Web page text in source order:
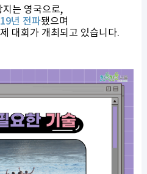
지는 영국으로,
년 전파됐으며
대회가 개최되고 있습니다.